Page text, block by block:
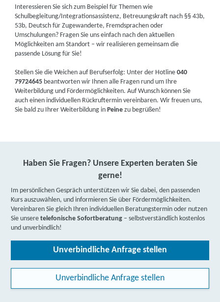
Interessieren Sie sich zum Beispiel für Themen wie
Schulbegleitung/Integrationsassistenz, Betreuungskraft nach §§ 43b,
53b, Deutsch für Zugewanderte, Fremdsprachen oder
Umschulungen? Fragen Sie uns einfach nach den aktuellen
Möglichkeiten am Standort – wir realisieren gemeinsam die
passende Lösung für Sie!
Stellen Sie die Weichen auf Berufserfolg: Unter der Hotline040
79724645 beantworten wir Ihnen alle Fragen rund um Ihre
Weiterbildung und Fördermöglichkeiten. Auf Wunsch können Sie
auch einen individuellen Rückruftermin vereinbaren. Wir freuen uns,
Sie bald zu Ihrer Weiterbildung inPeine zu begrüßen!
Haben Sie Fragen? Unsere Experten beraten Sie
gerne!
Im persönlichen Gespräch unterstützen wir Sie dabei, den passenden
Kurs auszuwählen, und informieren Sie über Fördermöglichkeiten.
Vereinbaren Sie gleich Ihren individuellen Beratungstermin oder nutzen
Sie unseretelefonische Sofortberatung – selbstverständlich kostenlos
und unverbindlich!
Unverbindliche Anfrage stellen
Unverbindliche Anfrage stellen